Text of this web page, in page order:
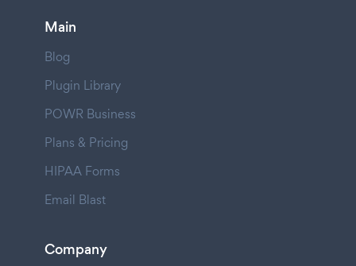
Main
Blog
Plugin Library
POWR Business
Plans & Pricing
HIPAA Forms
Email Blast
Company